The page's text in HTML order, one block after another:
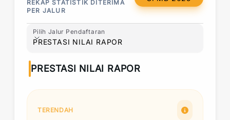
REKAP STATISTIK DITERIMA
PER JALUR
Pilih Jalur Pendaftaran
Pilih Jalur Pendaftaran
PRESTASI NILAI RAPOR
PRESTASI NILAI RAPOR
TERENDAH